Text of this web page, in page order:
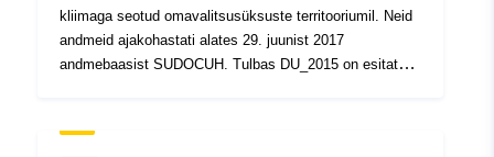
kliimaga seotud omavalitsusüksuste territooriumil. Neid
andmeid ajakohastati alates 29. juunist 2017
andmebaasist SUDOCUH. Tulbas DU_2015 on esitatud
Burgundia kliimimatid.